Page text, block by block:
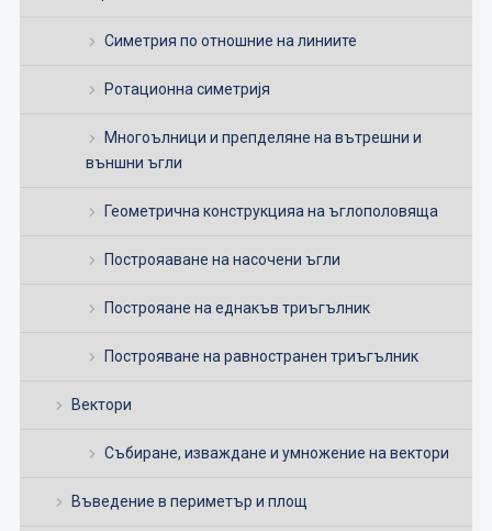
Симетрия по отношние на линиите
Ротационна симетријя
Многоълници и препделяне на вътрешни и
външни ъгли
Геометрична конструкцияа на ъглополовяща
Построяаване на насочени ъгли
Построяане на еднакъв триъгълник
Построяване на равностранен триъгълник
Вектори
Събиране, изваждане и умножение на вектори
Въведение в периметър и площ